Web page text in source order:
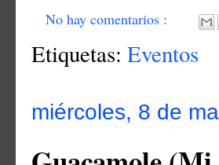
No hay comentarios :
Etiquetas: Eventos
miércoles, 8 de